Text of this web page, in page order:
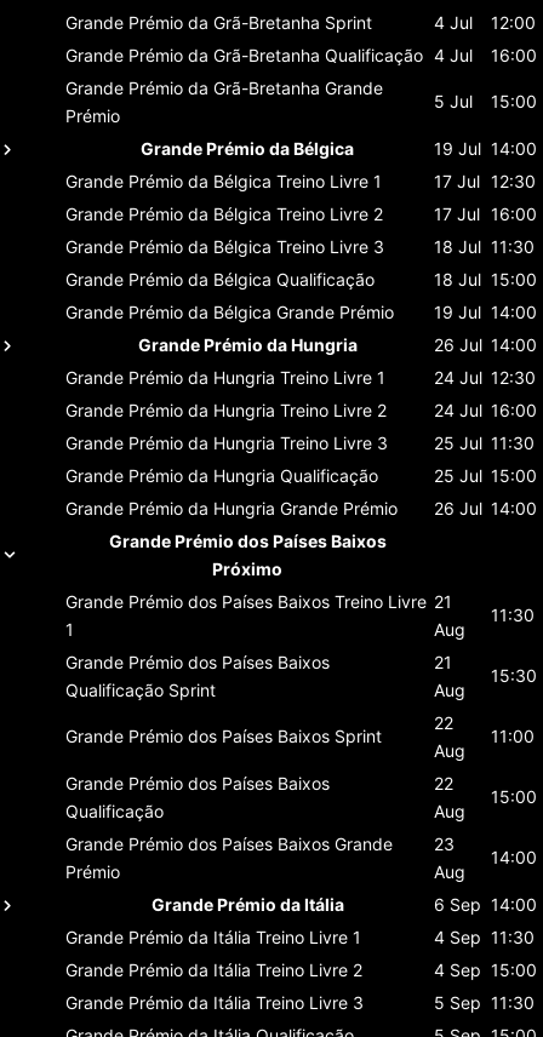
Grande Prémio da Grã-Bretanha Sprint 4 Jul
12:00
Grande Prémio da Grã-Bretanha Qualificação 4 Jul
16:00
Grande Prémio da Grã-Bretanha Grande
Prémio
5 Jul 15:00
Grande Prémio da Bélgica 19 Jul 14:00
Grande Prémio da Bélgica Treino Livre 1 17 Jul 12:30
Grande Prémio da Bélgica Treino Livre 2 17 Jul 16:00
Grande Prémio da Bélgica Treino Livre 3 18 Jul 11:30
Grande Prémio da Bélgica Qualificação 18 Jul 15:00
Grande Prémio da Bélgica Grande Prémio 19 Jul 14:00
Grande Prémio da Hungria
26 Jul 14:00
Grande Prémio da Hungria Treino Livre 1 24 Jul 12:30
Grande Prémio da Hungria Treino Livre 2 24 Jul 16:00
Grande Prémio da Hungria Treino Livre 3 25 Jul 11:30
Grande Prémio da Hungria Qualificação 25 Jul 15:00
Grande Prémio da Hungria Grande Prémio 26 Jul 14:00
Grande Prémio dos Países Baixos
Próximo
Grande Prémio dos Países Baixos Treino Livre
1
21
Aug
11:30
Grande Prémio dos Países Baixos
Qualificação Sprint
21
Aug
15:30
Grande Prémio dos Países Baixos Sprint
22
Aug
11:00
Grande Prémio dos Países Baixos
Qualificação
22
Aug
15:00
Grande Prémio dos Países Baixos Grande
Prémio
23
Aug
14:00
Grande Prémio da Itália 6 Sep 14:00
Grande Prémio da Itália Treino Livre 1 4 Sep 11:30
Grande Prémio da Itália Treino Livre 2 4 Sep 15:00
Grande Prémio da Itália Treino Livre 3 5 Sep 11:30